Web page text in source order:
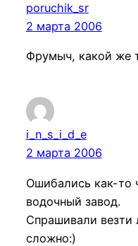
poruchik_sr
2 марта 2006
Фрумыч, какой же
i_n_s_i_d_e
2 марта 2006
Ошибались как-то
водочный завод.
Спрашивали везти
сложно:)